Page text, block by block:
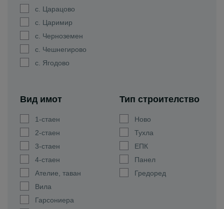
с. Царацово
с. Царимир
с. Черноземен
с. Чешнегирово
с. Ягодово
Вид имот
1-стаен
2-стаен
3-стаен
4-стаен
Ателие, таван
Вила
Гарсониера
Тип строителство
Ново
Тухла
ЕПК
Панел
Гредоред